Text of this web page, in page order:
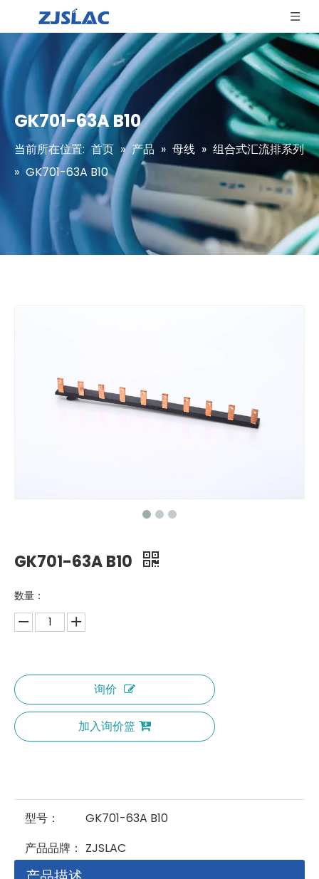
GK701-63A B10
当前所在位置: 首页 » 产品 » 母线 » 组合式汇流排系列
» GK701-63A B10
GK701-63A B10
数量：
询价
加入询价篮
型号：
GK701-63A B10
产品品牌： ZJSLAC